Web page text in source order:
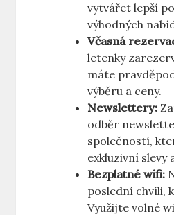
vytvářet lepší
výhodných
Včasná
letenky
máte
výběru a ceny.
Newslettery:
odběr
společností,
exkluzivní slevy
Bezplatné wifi:
poslední chvíli,
Využijte volné